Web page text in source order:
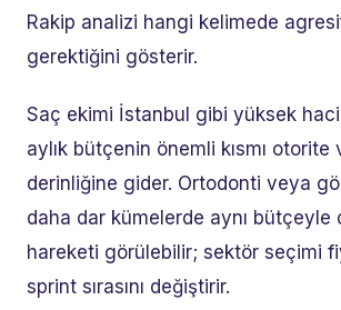
Rakip analizi hangi kelimede
gerektiğini gösterir.
Saç ekimi İstanbul gibi yüksek
aylık bütçenin önemli kısmı otorite
derinliğine gider. Ortodonti veya
daha dar kümelerde aynı bütçeyle
hareketi görülebilir; sektör seçimi
sprint sırasını değiştirir.